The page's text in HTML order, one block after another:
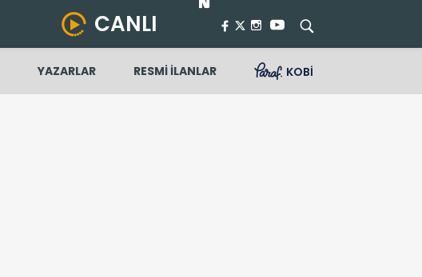
CANLI
YAZARLAR RESMİ İLANLAR KOBİ